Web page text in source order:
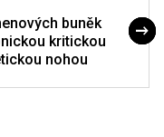
buněk
kritickou
nohou